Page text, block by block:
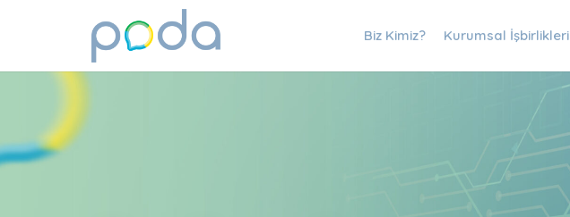
Biz Kimiz? Kurumsal İşbirlikleri